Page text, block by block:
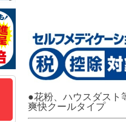
●花粉、ハウスダスト
爽快クールタイプ